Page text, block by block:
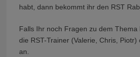
habt, dann bekommt ihr den RST
Falls Ihr noch Fragen zu dem
die RST-Trainer (Valerie, Chris,
an.